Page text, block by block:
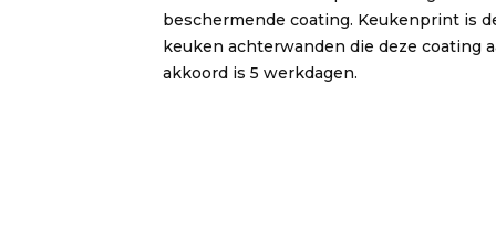
beschermende coating. Keukenprint is
keuken achterwanden die deze coating
akkoord is 5 werkdagen.